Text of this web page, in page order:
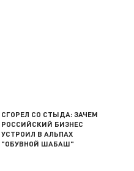
СГОРЕЛ СО СТЫДА: ЗАЧЕМ
РОССИЙСКИЙ БИЗНЕС
УСТРОИЛ В АЛЬПАХ
"ОБУВНОЙ ШАБАШ"